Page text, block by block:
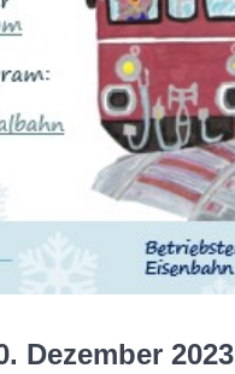
Dezember 2023